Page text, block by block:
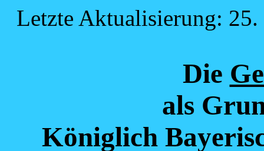
Letzte Aktualisierung:
Die
als
Königlich